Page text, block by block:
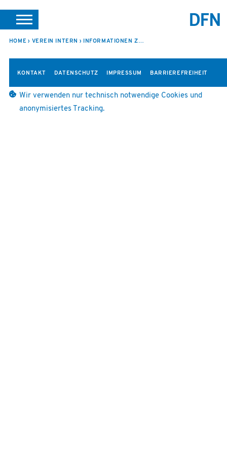
SUCHE PORTALE SUPPORT JOBS LEICHTE SPRACHE
HOME VEREIN INTERN INFORMATIONEN ZUR 85. SITZUNG
KONTAKT DATENSCHUTZ IMPRESSUM BARRIEREFREIHEIT
Wir verwenden nur technisch notwendige Cookies und
anonymisiertes Tracking.